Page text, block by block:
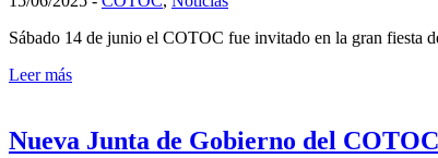
Sábado 14 de junio el COTOC fue invitado en la gran fiesta
Leer más
Nueva Junta de Gobierno del